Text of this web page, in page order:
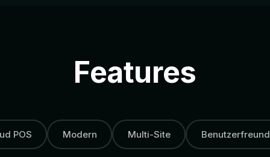
Features
POS Modern Multi-Site